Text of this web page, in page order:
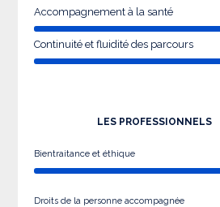
Accompagnement à la santé
Continuité et fluidité des parcours
LES PROFESSIONNELS
Bientraitance et éthique
Droits de la personne accompagnée